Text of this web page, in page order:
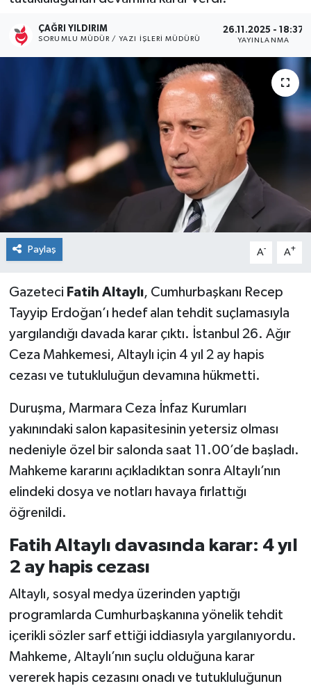
ÇAĞRI YILDIRIM
SORUMLU MÜDÜR / YAZI İŞLERI MÜDÜRÜ
26.11.2025 - 18:37
YAYINLANMA
Paylaş A- A+
Gazeteci Fatih Altaylı, Cumhurbaşkanı Recep
Tayyip Erdoğan’ı hedef alan tehdit suçlamasıyla
yargılandığı davada karar çıktı. İstanbul 26. Ağır
Ceza Mahkemesi, Altaylı için 4 yıl 2 ay hapis
cezası ve tutukluluğun devamına hükmetti.
Duruşma, Marmara Ceza İnfaz Kurumları
yakınındaki salon kapasitesinin yetersiz olması
nedeniyle özel bir salonda saat 11.00’de başladı.
Mahkeme kararını açıkladıktan sonra Altaylı’nın
elindeki dosya ve notları havaya fırlattığı
öğrenildi.
Fatih Altaylı davasında karar: 4 yıl
2 ay hapis cezası
Altaylı, sosyal medya üzerinden yaptığı
programlarda Cumhurbaşkanına yönelik tehdit
içerikli sözler sarf ettiği iddiasıyla yargılanıyordu.
Mahkeme, Altaylı’nın suçlu olduğuna karar
vererek hapis cezasını onadı ve tutukluluğunun
Kültür Sanat
Medya
Politika
Sağlık
Turizm